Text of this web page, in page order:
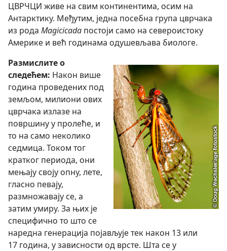
ЦВРЧЦИ живе на свим континентима, осим на
Антарктику. Међутим, једна посебна група цврчака
из рода Magicicada постоји само на североистоку
Америке и већ годинама одушевљава биологе.
Размислите о
следећем: Након више
година проведених под
земљом, милиони ових
цврчака излазе на
површину у пролеће, и
то на само неколико
седмица. Током тог
кратког периода, они
мењају своју опну, лете,
гласно певају,
размножавају се, а
затим умиру. За њих је
специфично то што се
наредна генерација појављује тек након 13 или
17 година, у зависности од врсте. Шта се у